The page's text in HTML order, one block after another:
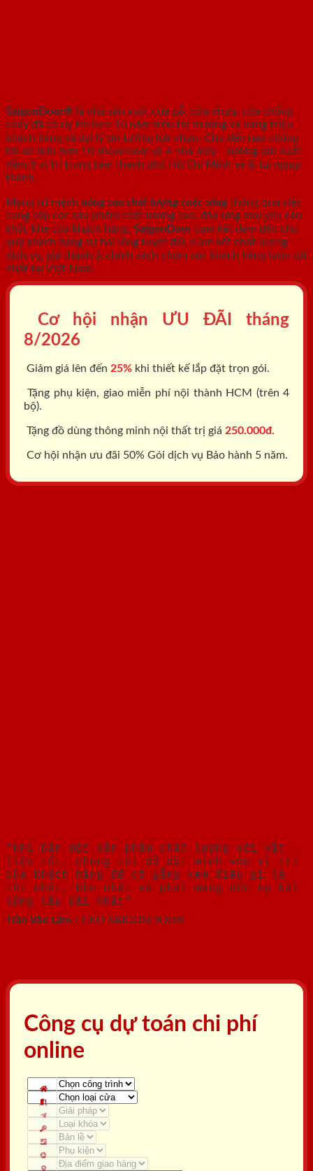
SaigonDoor® là nhà sản xuất cửa gỗ, cửa nhựa, cửa chống
cháy đã có uy tín hơn 10 năm trên thị trường và hàng triệu
khách hàng và đại lý tin tưởng lựa chọn. Cho đến nay chúng
tôi sở hữu hơn 10 showroom và 4 nhà máy - xưởng sản xuất
nằm ở vị trí trung tâm thành phố Hồ Chí Minh và & tại ngoại
thành.
Mang sứ mệnh nâng cao chất lượng cuộc sống thông qua việc
cung cấp các sản phẩm chất lượng cao, đáp ứng mọi yêu cầu
khắc khe của khách hàng. SaigonDoor cam kết đem đến cho
quý khách hàng sự hài lòng tuyệt đối. Cam kết chất lượng
dịch vụ, giá thành & chính sách chăm sóc khách hàng luôn tốt
nhất tại Việt Nam.
Cơ hội nhận ƯU ĐÃI tháng
8/2026
Giảm giá lên đến 25% khi thiết kế lắp đặt trọn gói.
Tặng phụ kiện, giao miễn phí nội thành HCM (trên 4
bộ).
Tặng đồ dùng thông minh nội thất trị giá 250.000đ.
Cơ hội nhận ưu đãi 50% Gói dịch vụ Bảo hành 5 năm.
"Khi bán một sản phẩm chất lượng với vật
liệu tốt, chúng tôi đã đặt mình vào vị trí
của Khách hàng để cố gắng xem điều gì là
tốt nhất, bền nhất và phải mang đến sự hài
lòng lâu dài nhất"
Trần Văn Lãm / CEO SAIGONDOOR
Công cụ dự toán chi phí
online